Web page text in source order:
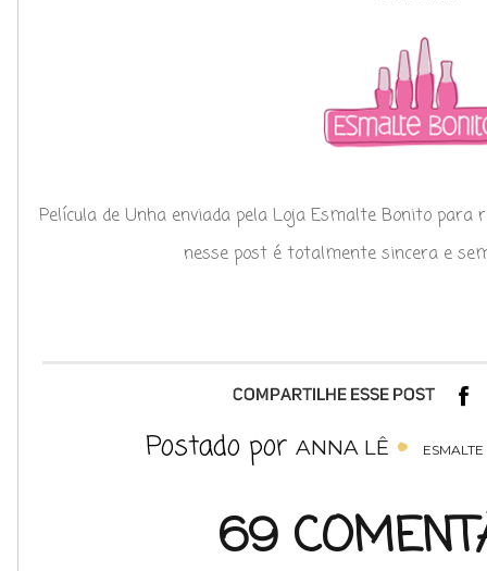
Película de Unha enviada pela Loja Esmalte Bonito para
nesse post é totalmente sincera e
Postado por ANNA LÊ
69